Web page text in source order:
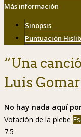
Más información
Sinopsis
Puntuación
“Una
Luis
No hay nada aquí
Votación de la plebe
7.5